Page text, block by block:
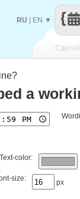
Сделай
RU EN ▼
a
Text-color:
size: px